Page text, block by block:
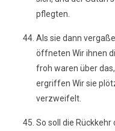
pflegten.
Als sie dann
öffneten Wir ihnen
froh waren über
ergriffen Wir sie
verzweifelt.
So soll die